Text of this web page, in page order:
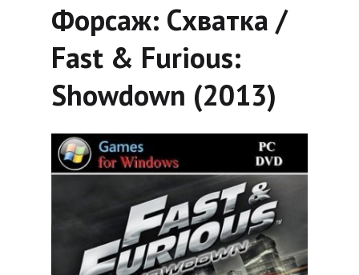
Форсаж: Схватка /
Fast & Furious:
Showdown (2013)